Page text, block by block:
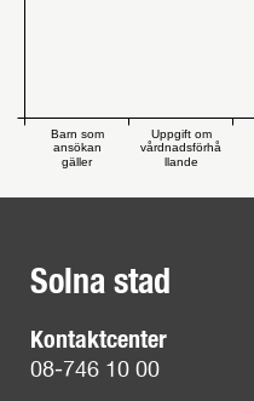
Barn som
ansökan
gäller
Uppgift om
vårdnadsförhå
llande
Solna stad
Kontaktcenter
08-746 10 00